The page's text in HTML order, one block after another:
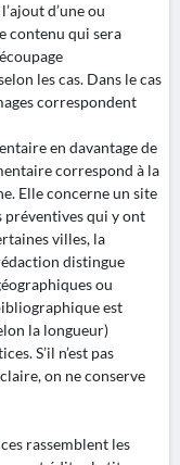
d’une ou
contenu qui sera
les cas. Dans le cas
correspondent
en davantage de
correspond à la
Elle concerne un site
préventives qui y ont
villes, la
distingue
ou
est
la longueur)
S’il n’est pas
on ne conserve
rassemblent les